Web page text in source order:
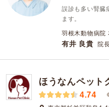
誤診も多い腎臓
ます。
羽根木動物病院
有井 良貴 院
ほうなんペット
4.74